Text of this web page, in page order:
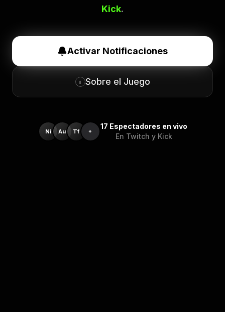
Kick.
Activar Notificaciones
i Sobre el Juego
Ni Au Tf +
17 Espectadores en vivo
En Twitch y Kick